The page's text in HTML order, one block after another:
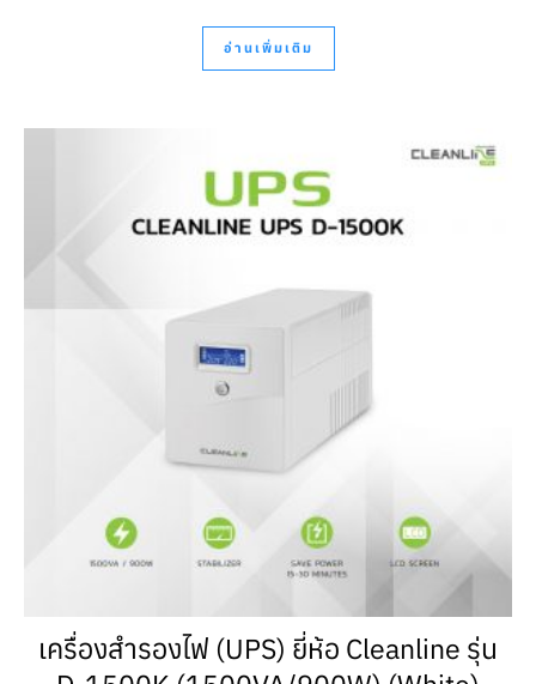
อ่านเพิ่มเติม
เครื่องสำรองไฟ (UPS) ยี่ห้อ Cleanline รุ่น